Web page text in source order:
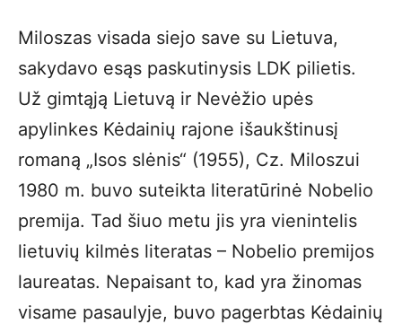
Miloszas visada siejo save su Lietuva,
sakydavo esąs paskutinysis LDK pilietis.
Už gimtąją Lietuvą ir Nevėžio upės
apylinkes Kėdainių rajone išaukštinusį
romaną „Isos slėnis“ (1955), Cz. Miloszui
1980 m. buvo suteikta literatūrinė Nobelio
premija. Tad šiuo metu jis yra vienintelis
lietuvių kilmės literatas – Nobelio premijos
laureatas. Nepaisant to, kad yra žinomas
visame pasaulyje, buvo pagerbtas Kėdainių